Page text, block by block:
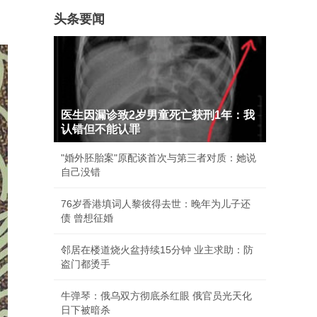
头条要闻
医生因漏诊致2岁男童死亡获刑1年：我
认错但不能认罪
"婚外胚胎案"原配谈首次与第三者对质：她说
自己没错
76岁香港填词人黎彼得去世：晚年为儿子还
债 曾想征婚
邻居在楼道烧火盆持续15分钟 业主求助：防
盗门都烫手
牛弹琴：俄乌双方彻底杀红眼 俄官员光天化
日下被暗杀